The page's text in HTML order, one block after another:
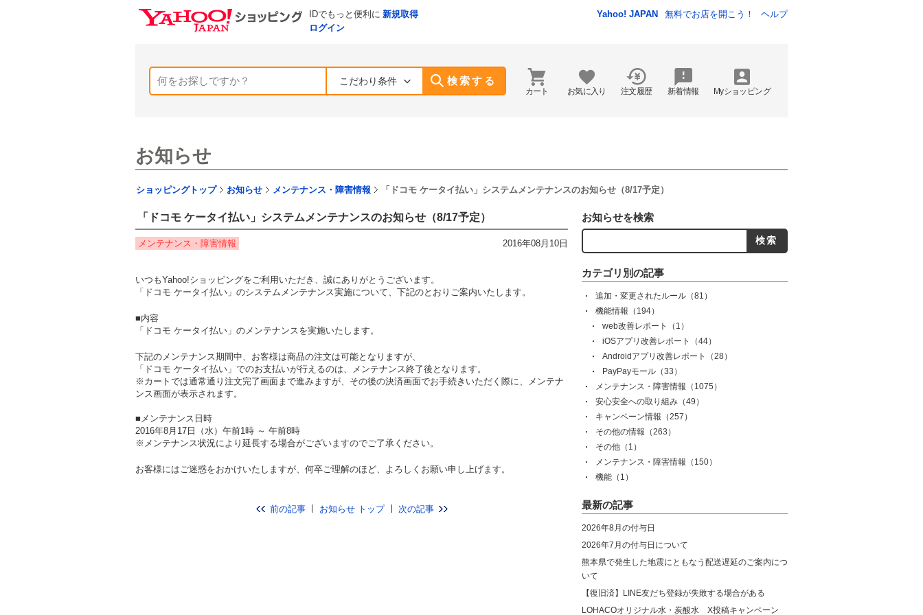
IDでもっと便利に 新規取得 Yahoo! JAPAN 無料でお店を開こう！
ヘルプ
ログイン
こだわり条件 検索する
カート お気に入り 注文履歴 新着情報 Myショッピング
お知らせ
ショッピングトップ お知らせ メンテナンス・障害情報 「ドコモ ケータイ払い」システムメンテナンスのお知らせ（8/17予定）
「ドコモ ケータイ払い」システムメンテナンスのお知らせ（8/17予定）
メンテナンス・障害情報 2016年08月10日
いつもYahoo!ショッピングをご利用いただき、誠にありがとうございます。
「ドコモ ケータイ払い」のシステムメンテナンス実施について、下記のとおりご案内いたします。
■内容
「ドコモ ケータイ払い」のメンテナンスを実施いたします。
下記のメンテナンス期間中、お客様は商品の注文は可能となりますが、
「ドコモ ケータイ払い」でのお支払いが行えるのは、メンテナンス終了後となります。
※カートでは通常通り注文完了画面まで進みますが、その後の決済画面でお手続きいただく際に、メンテナ
ンス画面が表示されます。
■メンテナンス日時
2016年8月17日（水）午前1時 ～ 午前8時
※メンテナンス状況により延長する場合がございますのでご了承ください。
お客様にはご迷惑をおかけいたしますが、何卒ご理解のほど、よろしくお願い申し上げます。
前の記事 お知らせ トップ 次の記事
お知らせを検索
カテゴリ別の記事
追加・変更されたルール （81）
機能情報 （194）
web改善レポート
（1）
iOSアプリ改善レポート
（44）
Androidアプリ改善レポート
（28）
PayPayモール （33）
メンテナンス・障害情報 （1075）
安心安全への取り組み （49）
キャンペーン情報 （257）
その他の情報 （263）
その他 （1）
メンテナンス・障害情報 （150）
機能 （1）
最新の記事
2026年8月の付与日
2026年7月の付与日について
熊本県で発生した地震にともなう配送遅延のご案内につ
いて
【復旧済】LINE友だち登録が失敗する場合がある
LOHACOオリジナル水・炭酸水 X投稿キャンペーン